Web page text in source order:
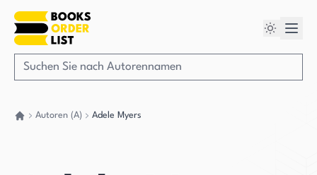
Autoren (A) Adele Myers